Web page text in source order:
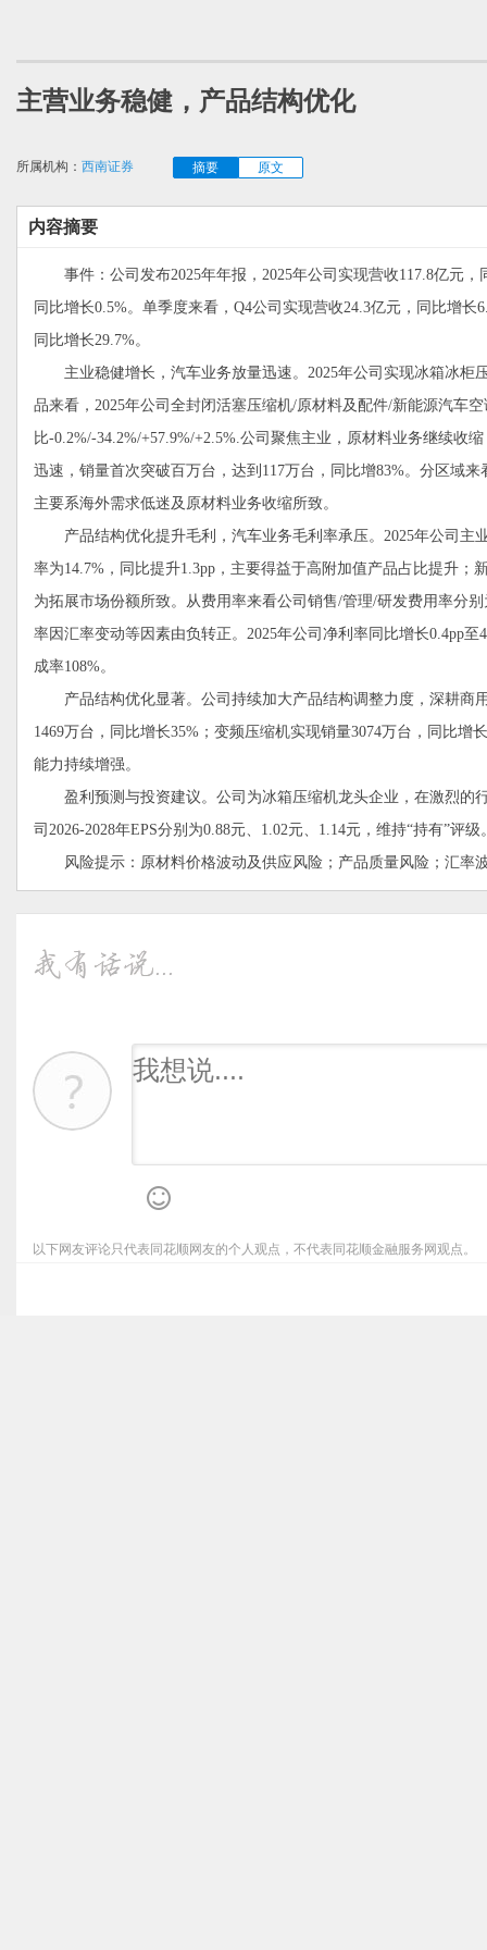
主营业务稳健，产品结构优化
所属机构： 西南证券 摘要 原文
内容摘要
事件：公司发布2025年年报，2025年公司实现营收117.8亿元，
同比增长0.5%。单季度来看，Q4公司实现营收24.3亿元，同比增
同比增长29.7%。
主业稳健增长，汽车业务放量迅速。2025年公司实现冰箱冰柜
品来看，2025年公司全封闭活塞压缩机/原材料及配件/新能源汽车
比-0.2%/-34.2%/+57.9%/+2.5%.公司聚焦主业，原材料业务继续
迅速，销量首次突破百万台，达到117万台，同比增83%。分区域
主要系海外需求低迷及原材料业务收缩所致。
产品结构优化提升毛利，汽车业务毛利率承压。2025年公司主
率为14.7%，同比提升1.3pp，主要得益于高附加值产品占比提升
为拓展市场份额所致。从费用率来看公司销售/管理/研发费用率分
率因汇率变动等因素由负转正。2025年公司净利率同比增长0.4pp
成率108%。
产品结构优化显著。公司持续加大产品结构调整力度，深耕商
1469万台，同比增长35%；变频压缩机实现销量3074万台，同比
能力持续增强。
盈利预测与投资建议。公司为冰箱压缩机龙头企业，在激烈的
司2026-2028年EPS分别为0.88元、1.02元、1.14元，维持“持有”评级
风险提示：原材料价格波动及供应风险；产品质量风险；汇率
以下网友评论只代表同花顺网友的个人观点，不代表同花顺金融服务网观点。